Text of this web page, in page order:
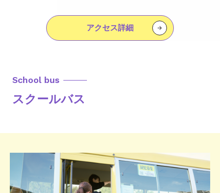
アクセス詳細
School bus
スクールバス